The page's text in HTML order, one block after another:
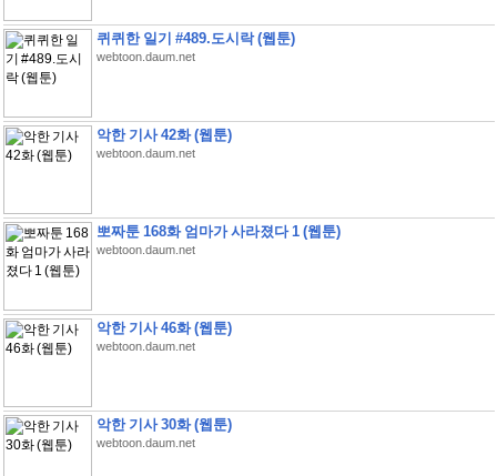
퀴퀴한 일기 #489.도시락 (웹툰)
webtoon.daum.net
악한 기사 42화 (웹툰)
webtoon.daum.net
뽀짜툰 168화 엄마가 사라졌다 1 (웹툰)
webtoon.daum.net
악한 기사 46화 (웹툰)
webtoon.daum.net
악한 기사 30화 (웹툰)
webtoon.daum.net